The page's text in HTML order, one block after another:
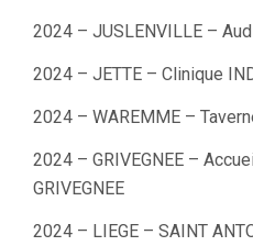
2024 – JUSLENVILLE –
2024 – JETTE – Clinique
2024 – WAREMME –
2024 – GRIVEGNEE –
GRIVEGNEE
2024 – LIEGE – SAINT